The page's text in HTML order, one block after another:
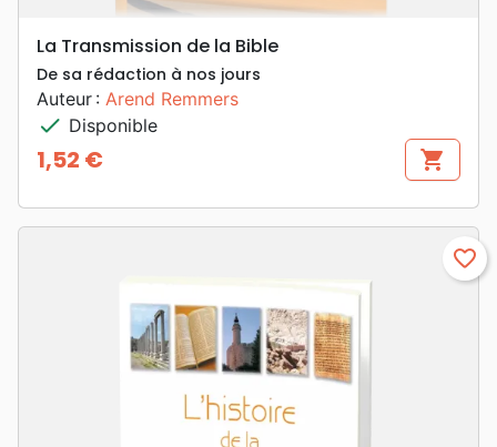
La Transmission de la Bible
De sa rédaction à nos jours
Auteur : Arend Remmers
check Disponible
Prix
1,52 € shopping_cart
favorite_border